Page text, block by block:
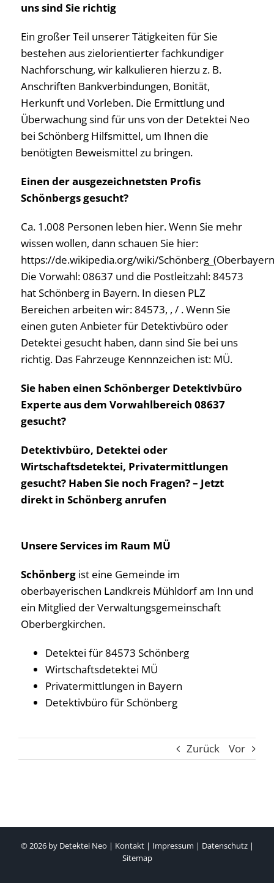
uns sind Sie richtig
Ein großer Teil unserer Tätigkeiten für Sie
bestehen aus zielorientierter fachkundiger
Nachforschung, wir kalkulieren hierzu z. B.
Anschriften Bankverbindungen, Bonität,
Herkunft und Vorleben. Die Ermittlung und
Überwachung sind für uns von der Detektei Neo
bei Schönberg Hilfsmittel, um Ihnen die
benötigten Beweismittel zu bringen.
Einen der ausgezeichnetsten Profis
Schönbergs gesucht?
Ca. 1.008 Personen leben hier. Wenn Sie mehr
wissen wollen, dann schauen Sie hier:
https://de.wikipedia.org/wiki/
Die Vorwahl: 08637 und die Postleitzahl: 84573
hat Schönberg in Bayern. In diesen PLZ
Bereichen arbeiten wir: 84573, , / . Wenn Sie
einen guten Anbieter für Detektivbüro oder
Detektei gesucht haben, dann sind Sie bei uns
richtig. Das Fahrzeuge Kennnzeichen ist: MÜ.
Sie haben einen Schönberger Detektivbüro
Experte aus dem Vorwahlbereich 08637
gesucht?
Detektivbüro, Detektei oder
Wirtschaftsdetektei, Privatermittlungen
gesucht? Haben Sie noch Fragen? – Jetzt
direkt in Schönberg anrufen
Unsere Services im Raum MÜ
Schönberg ist eine Gemeinde im
oberbayerischen Landkreis Mühldorf am Inn und
ein Mitglied der Verwaltungsgemeinschaft
Oberbergkirchen.
Detektei für 84573 Schönberg
Wirtschaftsdetektei MÜ
Privatermittlungen in Bayern
Detektivbüro für Schönberg
Zurück Vor
© 2026 by Detektei Neo | Kontakt| Impressum | Datenschutz|
Sitemap